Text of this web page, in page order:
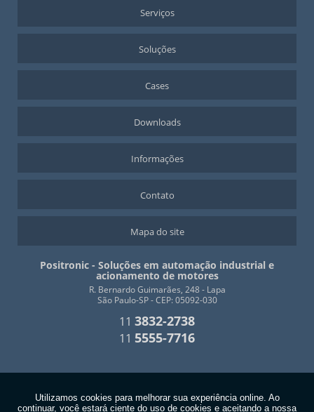
Serviços
Soluções
Cases
Downloads
Informações
Contato
Mapa do site
Positronic - Soluções em automação industrial e
acionamento de motores
R. Bernardo Guimarães, 248 - Lapa
São Paulo-SP - CEP: 05092-030
11 3832-2738
11 5555-7716
W3C